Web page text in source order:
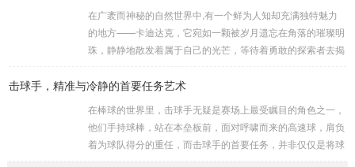
科学研究的外衣，实则干着违背人道、危害全球的勾当。 从
历史上看,生物武器的使用曾经给人类带来过惨痛的教训，在
战争时期，某些国家就曾利用细菌、病毒...
在广袤而神秘的自然世界中,有一个鲜为人知却充满独特魅力
的地方——卡迪达克，它宛如一颗被岁月遗忘在角落的璀璨明
珠，静静地散发着属于自己的光芒，等待着勇敢的探索者去揭
复杂多样的地形地貌，高耸入云的山脉连绵起伏，像是大自然
照耀下闪耀着刺眼的银光，仿佛是大自然赐予这片土地的皇
冠，而山脚下，则是一片郁郁葱葱的森林，森林里树木种类繁
多，高大的乔木遮天蔽日，阳光只能透过枝叶的缝隙...
击球手，精准与冷静的首要任务艺术
在棒球的世界里，击球手无疑是赛场上最受瞩目的角色之一，
他们手持球棒，站在本垒板前，面对呼啸而来的高速球，肩负
着为球队得分的重任，而击球手的首要任务，并非仅仅是将球